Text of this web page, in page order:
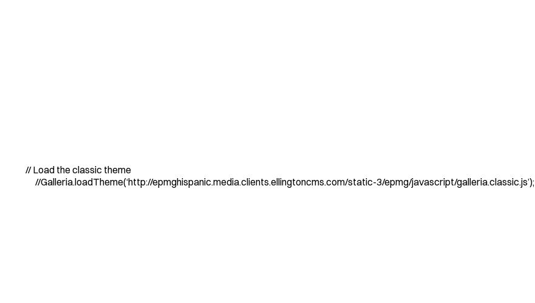
// Load the classic theme
//Galleria.loadTheme(‘http://epmghispanic.media.clients.ellingtoncms.com/static-3/epmg/javascript/galleria.classic.js’);